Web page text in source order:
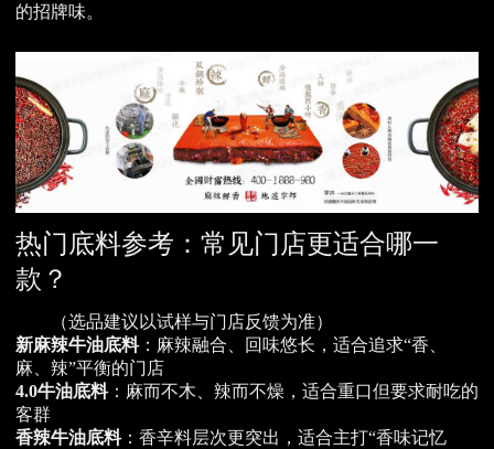
的招牌味。
热门底料参考：常见门店更适合哪一
款？
（选品建议以试样与门店反馈为准）
新麻辣牛油底料：麻辣融合、回味悠长，适合追求“香、
麻、辣”平衡的门店
4.0牛油底料：麻而不木、辣而不燥，适合重口但要求耐吃的
客群
香辣牛油底料：香辛料层次更突出，适合主打“香味记忆